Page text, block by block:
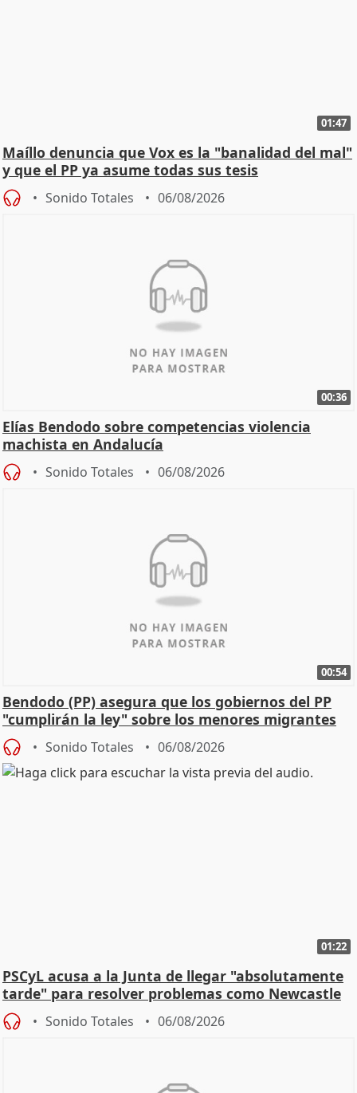
01:47
Maíllo denuncia que Vox es la "banalidad del mal"
y que el PP ya asume todas sus tesis
Sonido Totales 06/08/2026
00:36
Elías Bendodo sobre competencias violencia
machista en Andalucía
Sonido Totales 06/08/2026
00:54
Bendodo (PP) asegura que los gobiernos del PP
"cumplirán la ley" sobre los menores migrantes
Sonido Totales 06/08/2026
01:22
PSCyL acusa a la Junta de llegar "absolutamente
tarde" para resolver problemas como Newcastle
Sonido Totales 06/08/2026